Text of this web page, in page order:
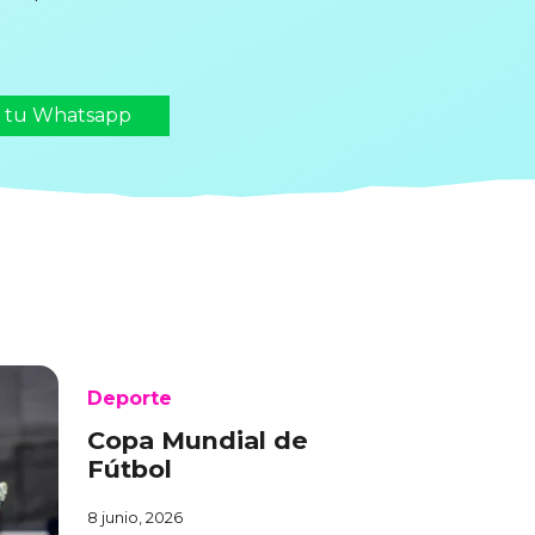
tu Whatsapp
Deporte
Copa Mundial de
Fútbol
8 junio, 2026